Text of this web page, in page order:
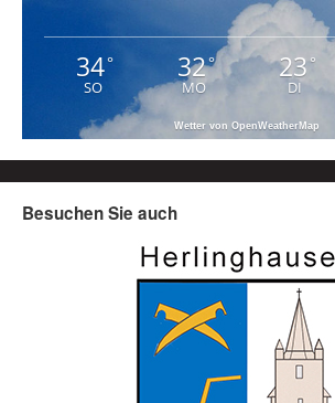
34°
SO
32°
MO
23 °
DI
Wetter von OpenWeatherMap
Besuchen Sie auch